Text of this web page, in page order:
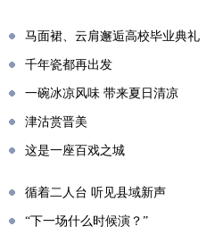
马面裙、云肩邂逅高校毕业典礼
千年瓷都再出发
一碗冰凉风味 带来夏日清凉
津沽赏晋美
这是一座百戏之城
循着二人台 听见县域新声
“下一场什么时候演？”